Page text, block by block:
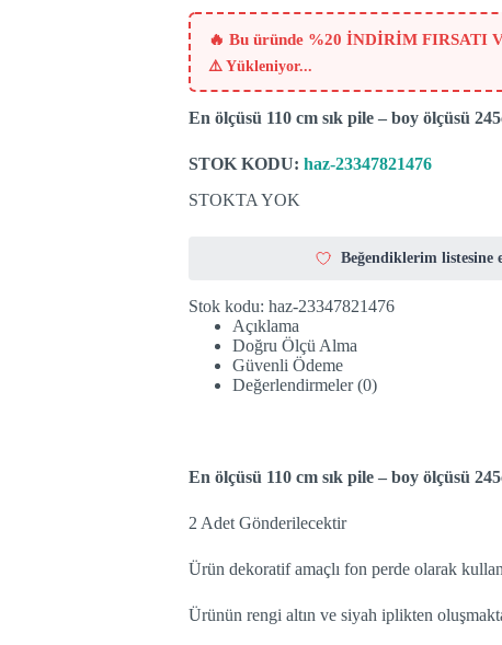
₺879.
🔥 Bu üründe %20 İNDİRİM FIRSATI
⚠️ Yükleniyor...
En ölçüsü 110 cm sık pile – boy ölçüsü
STOK KODU: haz-23347821476
STOKTA YOK
Beğendiklerim listesine
Stok kodu: haz-23347821476
Açıklama
Doğru Ölçü Alma
Güvenli Ödeme
Değerlendirmeler (0)
En ölçüsü 110 cm sık pile – boy ölçüsü
2 Adet Gönderilecektir
Ürün dekoratif amaçlı fon perde olarak
Ürünün rengi altın ve siyah iplikten